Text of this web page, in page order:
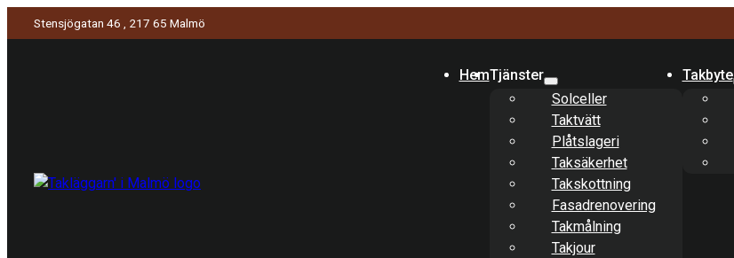
Stensjögatan 46 , 217 65 Malmö
HemTjänster
Solceller
Taktvätt
Plåtslageri
Taksäkerhet
Takskottning
Fasadrenovering
Takmålning
Takjour
Takbyte